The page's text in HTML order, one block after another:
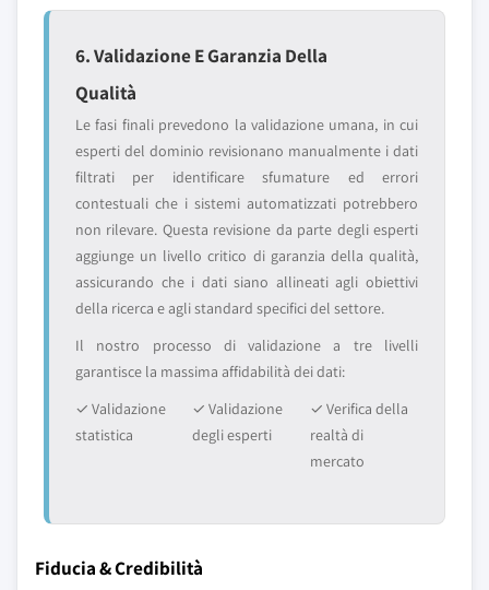
6. Validazione E Garanzia Della
Qualità
Le fasi finali prevedono la validazione umana, in cui
esperti del dominio revisionano manualmente i dati
filtrati per identificare sfumature ed errori
contestuali che i sistemi automatizzati potrebbero
non rilevare. Questa revisione da parte degli esperti
aggiunge un livello critico di garanzia della qualità,
assicurando che i dati siano allineati agli obiettivi
della ricerca e agli standard specifici del settore.
Il nostro processo di validazione a tre livelli
garantisce la massima affidabilità dei dati:
✓ Validazione
statistica
✓ Validazione
degli esperti
✓ Verifica della
realtà di
mercato
Fiducia & Credibilità